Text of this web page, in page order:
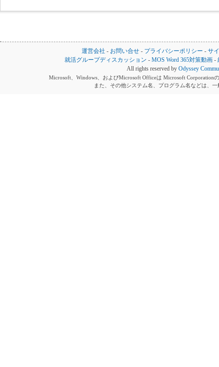
運営会社 - お問い合せ - プライバシーポリシー - サ
就活グループディスカッション -MOS Word 365対策動画 -
All rights reserved by Odyssey
Microsoft、Windows、およびMicrosoft Officeは Microsoft Corporation
また、その他システム名、プログラム名などは、